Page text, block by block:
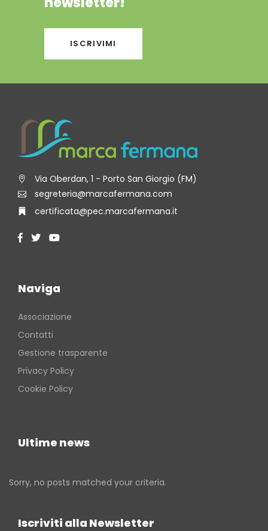
ISCRIVIMI
Via Oberdan, 1 - Porto San Giorgio (FM)
segreteria@marcafermana.com
certificata@pec.marcafermana.it
Naviga
Associazione
Contatti
Gestione trasparente
Privacy Policy
Cookie Policy
Ultime news
Sorry, no posts matched your criteria.
Iscriviti alla Newsletter